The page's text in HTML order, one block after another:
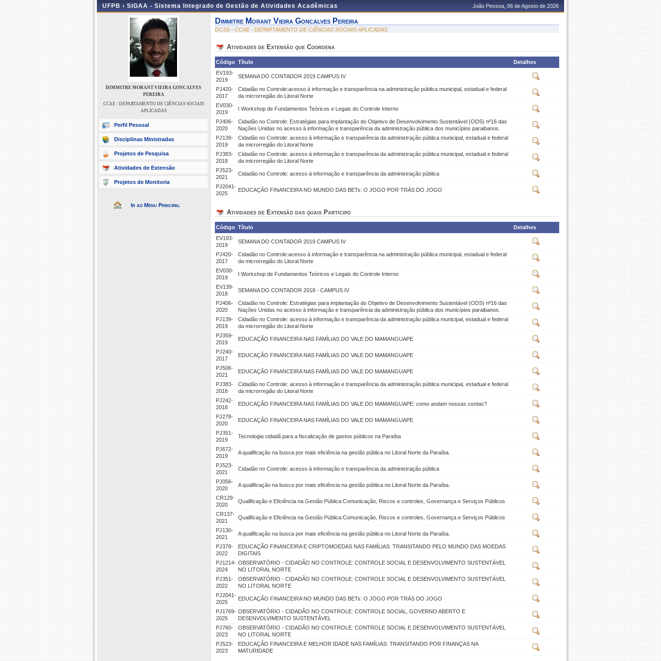
UFPB › SIGAA - Sistema Integrado de Gestão de Atividades Acadêmicas João Pessoa, 06 de Agosto de 2026
DIMMITRE MORANT VIEIRA GONCALVES
PEREIRA
CCAE - DEPARTAMENTO DE CIÊNCIAS SOCIAIS
APLICADAS
Perfil Pessoal
Disciplinas Ministradas
Projetos de Pesquisa
Atividades de Extensão
Projetos de Monitoria
Ir ao Menu Principal
Dimmitre Morant Vieira Goncalves Pereira
DCSS - CCAE - DEPARTAMENTO DE CIÊNCIAS SOCIAIS APLICADAS
Atividades de Extensão que Coordena
Código Título
Detalhes
EV193-
2019
SEMANA DO CONTADOR 2019 CAMPUS IV
PJ420-
2017
Cidadão no Controle:acesso à informação e transparência na administração pública municipal, estadual e federal
da microrregião do Litoral Norte
EV030-
2019
I Workshop de Fundamentos Teóricos e Legais do Controle Interno
PJ406-
2020
Cidadão no Controle: Estratégias para implantação do Objetivo de Desenvolvimento Sustentável (ODS) nº16 das
Nações Unidas no acesso à informação e transparência da administração pública dos municípios paraibanos.
PJ139-
2019
Cidadão no Controle: acesso à informação e transparência da administração pública municipal, estadual e federal
da microrregião do Litoral Norte
PJ383-
2018
Cidadão no Controle: acesso à informação e transparência da administração pública municipal, estadual e federal
da microrregião do Litoral Norte
PJ523-
2021
Cidadão no Controle: acesso à informação e transparência da administração pública
PJ2041-
2025
EDUCAÇÃO FINANCEIRA NO MUNDO DAS BETs: O JOGO POR TRÁS DO JOGO
Atividades de Extensão das quais Participo
Código Título
Detalhes
EV193-
2019
SEMANA DO CONTADOR 2019 CAMPUS IV
PJ420-
2017
Cidadão no Controle:acesso à informação e transparência na administração pública municipal, estadual e federal
da microrregião do Litoral Norte
EV030-
2019
I Workshop de Fundamentos Teóricos e Legais do Controle Interno
EV139-
2018
SEMANA DO CONTADOR 2018 - CAMPUS IV
PJ406-
2020
Cidadão no Controle: Estratégias para implantação do Objetivo de Desenvolvimento Sustentável (ODS) nº16 das
Nações Unidas no acesso à informação e transparência da administração pública dos municípios paraibanos.
PJ139-
2019
Cidadão no Controle: acesso à informação e transparência da administração pública municipal, estadual e federal
da microrregião do Litoral Norte
PJ359-
2019
EDUCAÇÃO FINANCEIRA NAS FAMÍLIAS DO VALE DO MAMANGUAPE
PJ240-
2017
EDUCAÇÃO FINANCEIRA NAS FAMÍLIAS DO VALE DO MAMANGUAPE
PJ506-
2021
EDUCAÇÃO FINANCEIRA NAS FAMÍLIAS DO VALE DO MAMANGUAPE
PJ383-
2018
Cidadão no Controle: acesso à informação e transparência da administração pública municipal, estadual e federal
da microrregião do Litoral Norte
PJ242-
2018
EDUCAÇÃO FINANCEIRA NAS FAMÍLIAS DO VALE DO MAMANGUAPE: como andam nossas contas?
PJ278-
2020
EDUCAÇÃO FINANCEIRA NAS FAMÍLIAS DO VALE DO MAMANGUAPE
PJ351-
2019
Tecnologia cidadã para a fiscalização de gastos públicos na Paraíba
PJ672-
2019
A qualificação na busca por mais eficiência na gestão pública no Litoral Norte da Paraíba.
PJ523-
2021
Cidadão no Controle: acesso à informação e transparência da administração pública
PJ056-
2020
A qualificação na busca por mais eficiência na gestão pública no Litoral Norte da Paraíba.
CR129-
2020
Qualificação e Eficiência na Gestão Pública:Comunicação, Riscos e controles, Governança e Serviços Públicos
CR137-
2021
Qualificação e Eficiência na Gestão Pública:Comunicação, Riscos e controles, Governança e Serviços Públicos
PJ130-
2021
A qualificação na busca por mais eficiência na gestão pública no Litoral Norte da Paraíba.
PJ378-
2022
EDUCAÇÃO FINANCEIRA E CRIPTOMOEDAS NAS FAMÍLIAS: TRANSITANDO PELO MUNDO DAS MOEDAS
DIGITAIS
PJ1214-
2024
OBSERVATÓRIO - CIDADÃO NO CONTROLE: CONTROLE SOCIAL E DESENVOLVIMENTO SUSTENTÁVEL
NO LITORAL NORTE
PJ351-
2022
OBSERVATÓRIO - CIDADÃO NO CONTROLE: CONTROLE SOCIAL E DESENVOLVIMENTO SUSTENTÁVEL
NO LITORAL NORTE
PJ2041-
2025
EDUCAÇÃO FINANCEIRA NO MUNDO DAS BETs: O JOGO POR TRÁS DO JOGO
PJ1769-
2025
OBSERVATÓRIO - CIDADÃO NO CONTROLE: CONTROLE SOCIAL, GOVERNO ABERTO E
DESENVOLVIMENTO SUSTENTÁVEL
PJ760-
2023
OBSERVATÓRIO - CIDADÃO NO CONTROLE: CONTROLE SOCIAL E DESENVOLVIMENTO SUSTENTÁVEL
NO LITORAL NORTE
PJ523-
2023
EDUCAÇÃO FINANCEIRA E MELHOR IDADE NAS FAMÍLIAS: TRANSITANDO POR FINANÇAS NA
MATURIDADE